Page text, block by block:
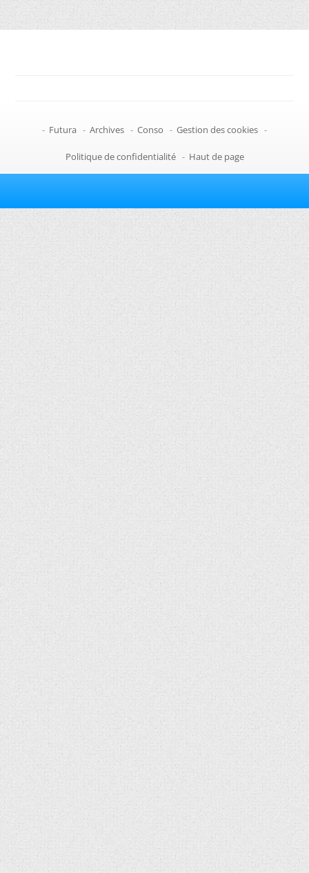
- Futura - Archives - Conso - Gestion des cookies -
Politique de confidentialité - Haut de page